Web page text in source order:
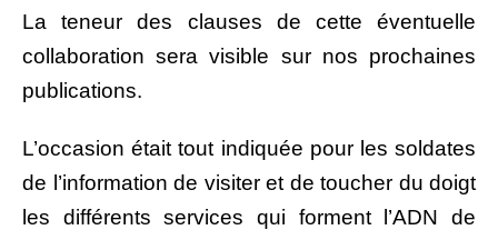
La teneur des clauses de cette éventuelle
collaboration sera visible sur nos prochaines
publications.
L’occasion était tout indiquée pour les soldates
de l’information de visiter et de toucher du doigt
les différents services qui forment l’ADN de